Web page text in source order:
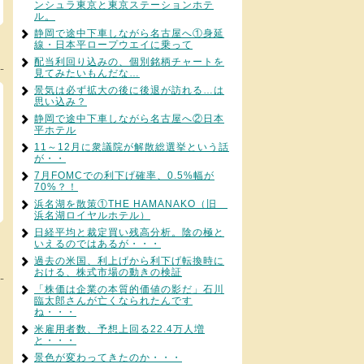
ンシュラ東京と東京ステーションホテ
ル。
静岡で途中下車しながら名古屋へ①身延
線・日本平ロープウエイに乗って
配当利回り込みの、個別銘柄チャートを
見てみたいもんだな…
景気は必ず拡大の後に後退が訪れる…は
思い込み？
静岡で途中下車しながら名古屋へ②日本
平ホテル
11～12月に衆議院が解散総選挙という話
が・・
7月FOMCでの利下げ確率、0.5%幅が
70%？！
浜名湖を散策①THE HAMANAKO（旧
浜名湖ロイヤルホテル）
日経平均と裁定買い残高分析。陰の極と
いえるのではあるが・・・
過去の米国、利上げから利下げ転換時に
おける、株式市場の動きの検証
「株価は企業の本質的価値の影だ」石川
臨太郎さんが亡くなられたんです
ね・・・
米雇用者数、予想上回る22.4万人増
と・・・
景色が変わってきたのか・・・